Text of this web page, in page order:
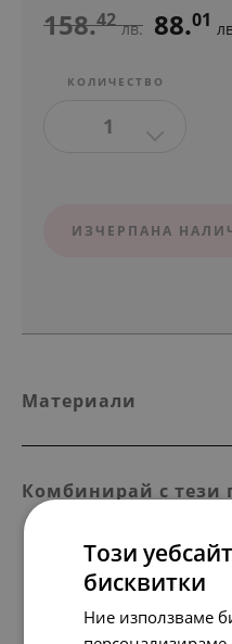
158.42 лв. 88.01
КОЛИЧЕСТВО
1
ИЗЧЕРПАНА
Материали
Комбинирай с тези
Този
бисквитки
Ние използваме